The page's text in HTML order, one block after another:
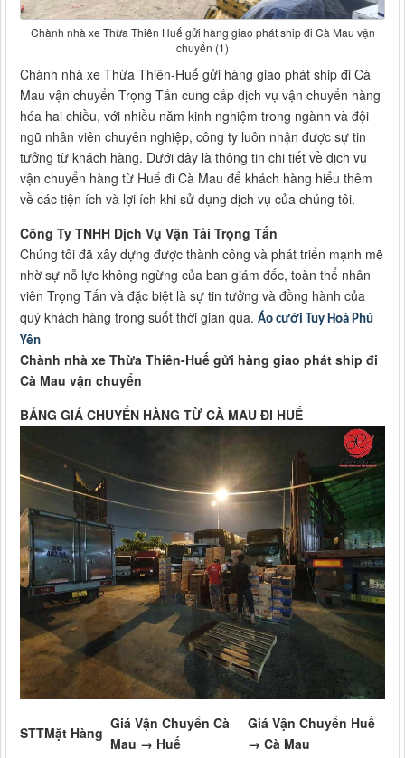
Chành nhà xe Thừa Thiên Huế gửi hàng giao phát ship đi Cà Mau vận
chuyển (1)
Chành nhà xe Thừa Thiên-Huế gửi hàng giao phát ship đi Cà
Mau vận chuyển Trọng Tấn cung cấp dịch vụ vận chuyển hàng
hóa hai chiều, với nhiều năm kinh nghiệm trong ngành và đội
ngũ nhân viên chuyên nghiệp, công ty luôn nhận được sự tin
tưởng từ khách hàng. Dưới đây là thông tin chi tiết về dịch vụ
vận chuyển hàng từ Huế đi Cà Mau để khách hàng hiểu thêm
về các tiện ích và lợi ích khi sử dụng dịch vụ của chúng tôi.
Công Ty TNHH Dịch Vụ Vận Tải Trọng Tấn
Chúng tôi đã xây dựng được thành công và phát triển mạnh mẽ
nhờ sự nỗ lực không ngừng của ban giám đốc, toàn thể nhân
viên Trọng Tấn và đặc biệt là sự tin tưởng và đồng hành của
quý khách hàng trong suốt thời gian qua. Áo cưới Tuy Hoà Phú
Yên
Chành nhà xe Thừa Thiên-Huế gửi hàng giao phát ship đi
Cà Mau vận chuyển
BẢNG GIÁ CHUYỂN HÀNG TỪ CÀ MAU ĐI HUẾ
STTMặt Hàng
Giá Vận Chuyển Cà
Mau → Huế
Giá Vận Chuyển Huế
→ Cà Mau